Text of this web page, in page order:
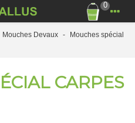
0
Mouches Devaux -
Mouches spécial
CARPES